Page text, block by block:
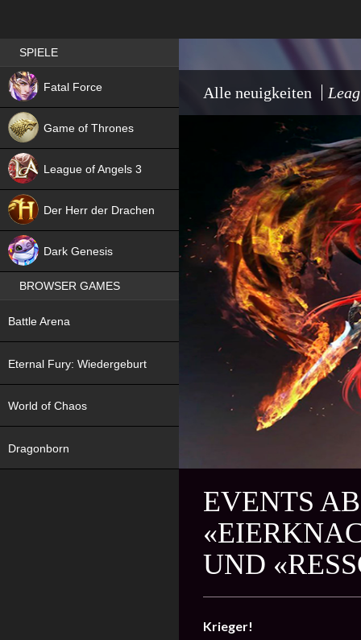
Alle neuigkeiten
EVENTS
UND
Krieger!
Best RPG games in Germany
SPIELE
Fatal Force
NEW
Game of Thrones
League of Angels 3
Der Herr der Drachen
Dark Genesis
BROWSER GAMES
Battle Arena
Eternal Fury: Wiedergeburt
World of Chaos
Dragonborn